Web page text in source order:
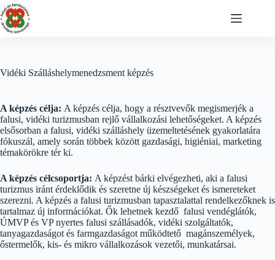
Skip
to
content
Vidéki Szálláshelymenedzsment képzés
A képzés célja: A képzés célja, hogy a résztvevők megismerjék a
falusi, vidéki turizmusban rejlő vállalkozási lehetőségeket. A képzés
elsősorban a falusi, vidéki szálláshely üzemeltetésének gyakorlatára
fókuszál, amely során többek között gazdasági, higiéniai, marketing
témakörökre tér ki.
A képzés célcsoportja: A képzést bárki elvégezheti, aki a falusi
turizmus iránt érdeklődik és szeretne új készségeket és ismereteket
szerezni. A képzés a falusi turizmusban tapasztalattal rendelkezőknek is
tartalmaz új információkat. Ők lehetnek kezdő falusi vendéglátók,
ÚMVP és VP nyertes falusi szállásadók, vidéki szolgáltatók,
tanyagazdaságot és farmgazdaságot működtető magánszemélyek,
őstermelők, kis- és mikro vállalkozások vezetői, munkatársai.